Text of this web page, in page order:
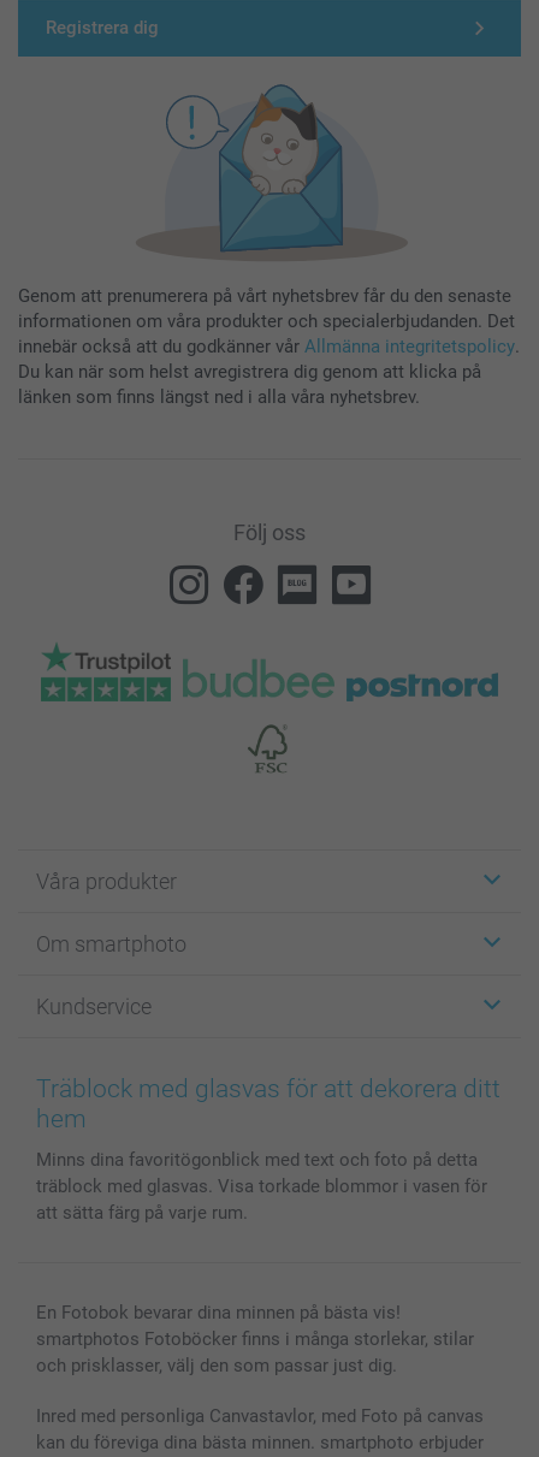
Registrera dig
Genom att prenumerera på vårt nyhetsbrev får du den senaste
informationen om våra produkter och specialerbjudanden. Det
innebär också att du godkänner vår Allmänna integritetspolicy.
Du kan när som helst avregistrera dig genom att klicka på
länken som finns längst ned i alla våra nyhetsbrev.
Följ oss
Våra produkter
Fotokort
Fotoböcker
Bilder, Fotoförstoring & Fotohäften
Skal till Mobil & Surfplatta
Fotoalmanackor & Fotoagenda
Fotoramar & Tillbehör
Om smartphoto
För affiliates
Cookie Policy
Sitemap
Investor Relations
Kundservice
smartgaranti
smartbonus
Status på beställningar
Träblock med glasvas för att dekorera ditt
hem
Minns dina favoritögonblick med text och foto på detta
träblock med glasvas. Visa torkade blommor i vasen för
att sätta färg på varje rum.
En Fotobok bevarar dina minnen på bästa vis!
smartphotos Fotoböcker finns i många storlekar, stilar
och prisklasser, välj den som passar just dig.
Inred med personliga Canvastavlor, med Foto på canvas
kan du föreviga dina bästa minnen. smartphoto erbjuder